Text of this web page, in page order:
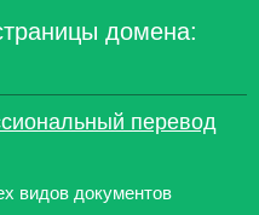
домена:
перевод
видов документов